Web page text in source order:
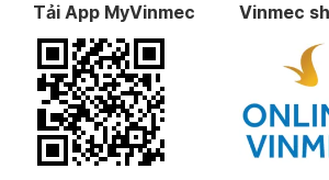
Tải App MyVinmec Vinmec